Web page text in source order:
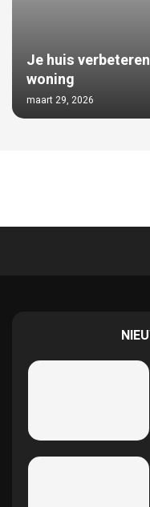
Je huis
woning
maart 29, 2026